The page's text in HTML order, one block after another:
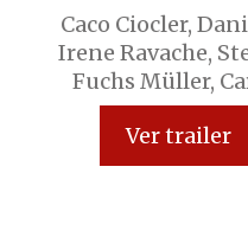
Caco Ciocler,
Irene Ravache,
Fuchs Müller,
Ver trailer